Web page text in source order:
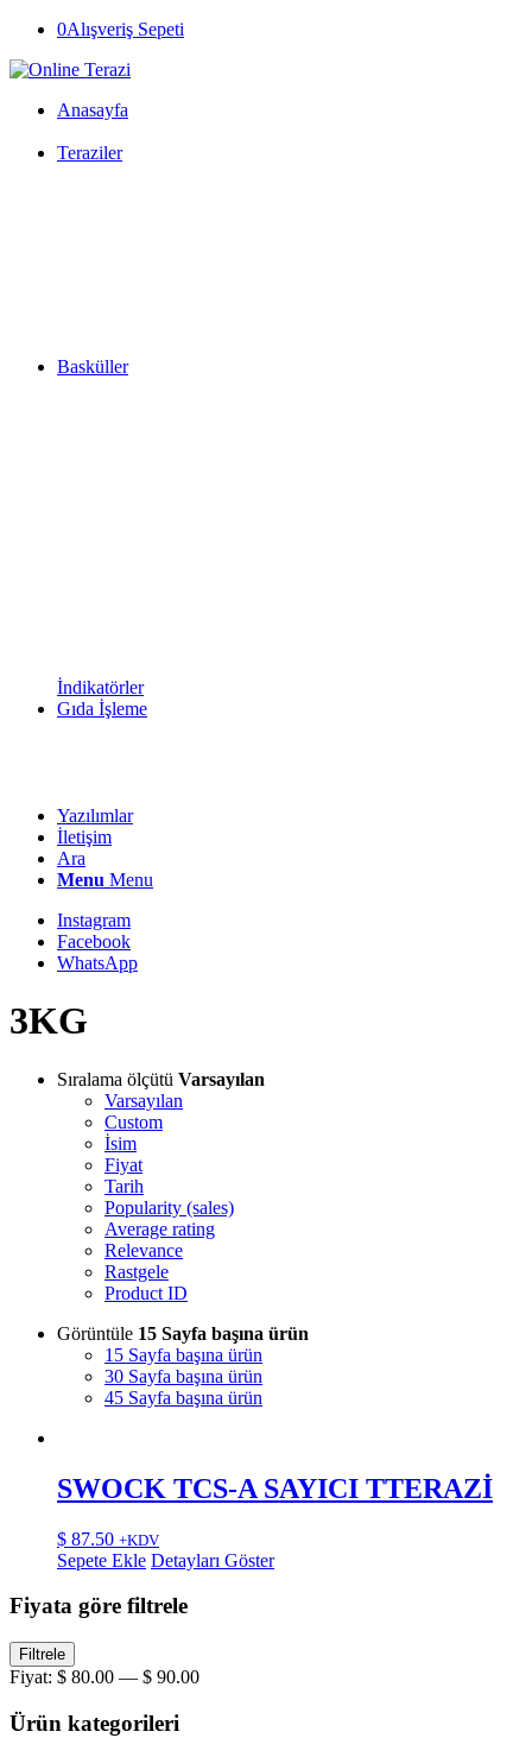
0Alışveriş Sepeti
Anasayfa
Teraziler
Basküller
İndikatörler
Gıda İşleme
Yazılımlar
İletişim
Ara
Menu Menu
Instagram
Facebook
WhatsApp
3KG
Sıralama ölçütü Varsayılan
Varsayılan
Custom
İsim
Fiyat
Tarih
Popularity (sales)
Average rating
Relevance
Rastgele
Product ID
Görüntüle 15 Sayfa başına ürün
15 Sayfa başına ürün
30 Sayfa başına ürün
45 Sayfa başına ürün
SWOCK TCS-A SAYICI TTERAZİ
$ 87.50 +KDV
Sepete Ekle Detayları Göster
Fiyata göre filtrele
En
düşük
fiyat
En
yüksek
fiyat
Filtrele
Fiyat: $ 80.00 — $ 90.00
Ürün kategorileri